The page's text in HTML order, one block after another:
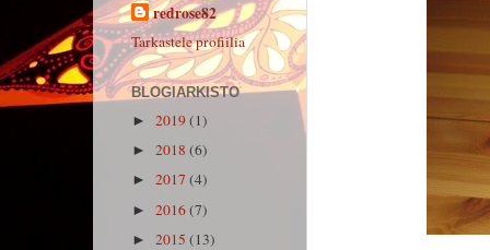
redrose82
Tarkastele profiilia
BLOGIARKISTO
► 2019 (1)
► 2018 (6)
► 2017 (4)
► 2016(7)
► 2015 (13)